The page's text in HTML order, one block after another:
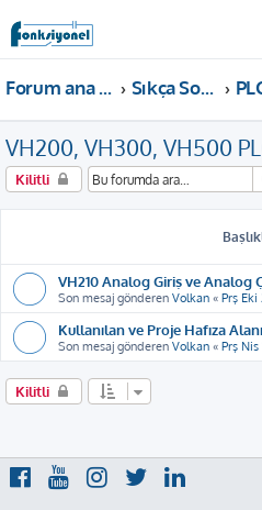
Forum ana sayfa Sıkça Sorulan Sorular
VH200, VH300, VH500
Kilitli
VH210 Analog Giriş ve Analog
Son mesaj gönderen Volkan « Prş Eki
Kullanılan ve Proje Hafıza Alanı
Son mesaj gönderen Volkan « Prş Nis
Kilitli